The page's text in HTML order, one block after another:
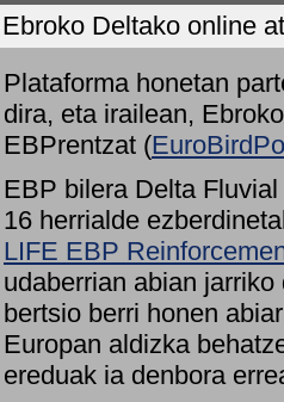
Ebroko Deltako online
Plataforma honetan
dira, eta irailean,
EBPrentzat (
EBP bilera Delta
16 herrialde
LIFE EBP
udaberrian abian
bertsio berri honen
Europan aldizka
ereduak ia denbora